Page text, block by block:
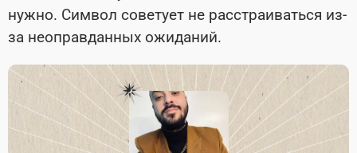
нужно. Символ советует не расстраиваться из-
за неоправданных ожиданий.